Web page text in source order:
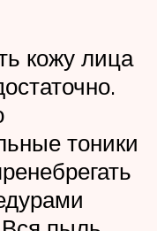
кожу лица
тоники